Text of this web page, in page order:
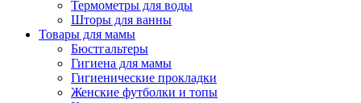
Термометры для воды
Шторы для ванны
Товары для мамы
Бюстгальтеры
Гигиена для мамы
Гигиенические прокладки
Женские футболки и топы